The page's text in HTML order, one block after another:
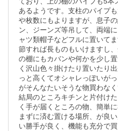
あるようです。支柱のパイプ
や枚数にもよりますが、息子
ン、ジーンズ等吊して、両端
ャツ類帽子などフルに置いて
節すれば長ものもいけますし
の棚にもカバンや何かを少し
く沢山色々掛けたり置いたり
っと高くてオシャレっぽいが
がそんなたいそうな物買わな
結局のところキチンと片付け
く手が届くところの物、簡単
まずに済む置ける場所、が良
い勝手が良く、機能も充分で買